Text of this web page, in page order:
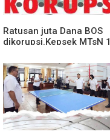
Ratusan juta Dana BOS
dikorupsi.Kepsek MTsN 1